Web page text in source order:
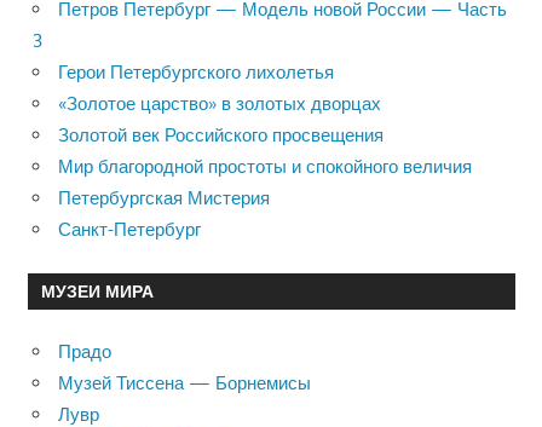
Петров Петербург — Модель новой России — Часть
3
Герои Петербургского лихолетья
«Золотое царство» в золотых дворцах
Золотой век Российского просвещения
Мир благородной простоты и спокойного величия
Петербургская Мистерия
Санкт-Петербург
МУЗЕИ МИРА
Прадо
Музей Тиссена — Борнемисы
Лувр